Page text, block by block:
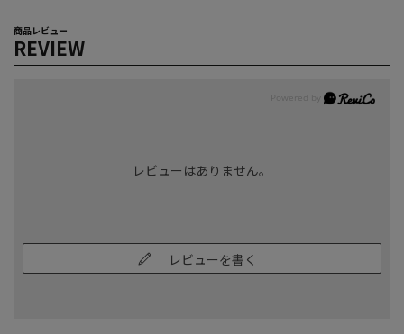
商品レビュー
REVIEW
レビューはありません。
レビューを書く